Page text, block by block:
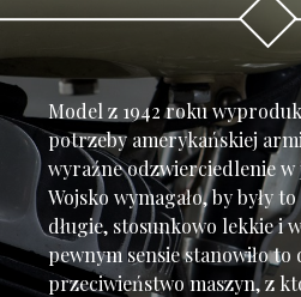
Model z 1942 roku
potrzeby amerykańskiej
wyraźne odzwierciedlenie
Wojsko wymagało, by były
długie, stosunkowo lekkie i
pewnym sensie stanowiło to
przeciwieństwo maszyn, z